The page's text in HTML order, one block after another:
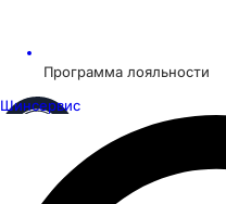
Программа лояльности
Шинсервис